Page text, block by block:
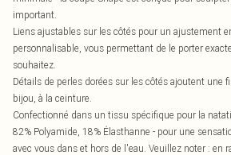
important.
Liens ajustables sur les côtés pour un ajustement
personnalisable, vous permettant de le porter
souhaitez.
Détails de perles dorées sur les côtés ajoutent une
bijou, à la ceinture.
Confectionné dans un tissu spécifique pour la
82% Polyamide, 18% Élasthanne - pour une
avec vous dans et hors de l'eau. Veuillez noter : en